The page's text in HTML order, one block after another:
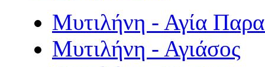
Μυτιλήνη - Αγία
Μυτιλήνη - Αγιάσος